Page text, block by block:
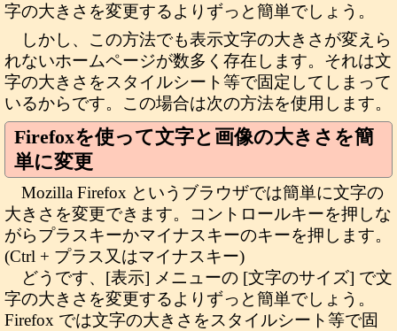
字の大きさを変更するよりずっと簡単でしょう。
しかし、この方法でも表示文字の大きさが変えら
れないホームページが数多く存在します。それは文
字の大きさをスタイルシート等で固定してしまって
いるからです。この場合は次の方法を使用します。
Firefoxを使って文字と画像の大きさを簡
単に変更
Mozilla Firefox というブラウザでは簡単に文字の
大きさを変更できます。コントロールキーを押しな
がらプラスキーかマイナスキーのキーを押します。
(Ctrl + プラス又はマイナスキー)
どうです、[表示] メニューの [文字のサイズ] で文
字の大きさを変更するよりずっと簡単でしょう。
Firefox では文字の大きさをスタイルシート等で固